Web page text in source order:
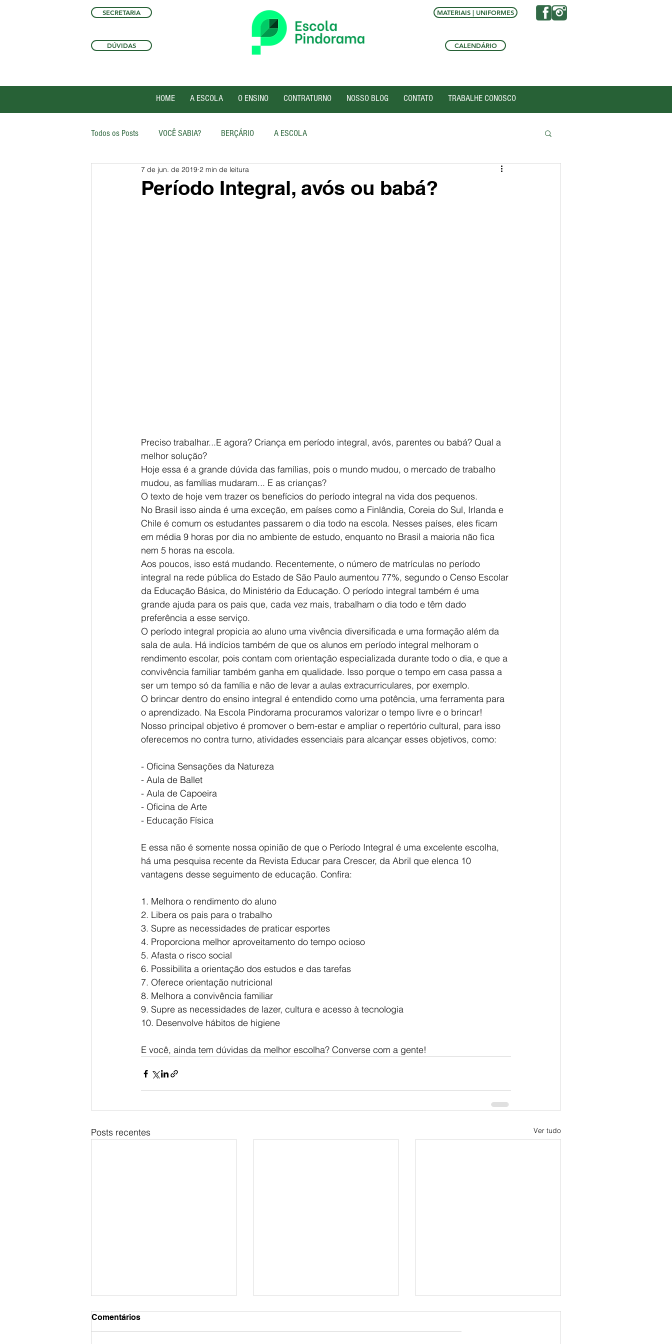
SECRETARIA
DÚVIDAS
MATERIAIS | UNIFORMES
CALENDÁRIO
HOME A ESCOLA O ENSINO CONTRATURNO NOSSO BLOG CONTATO TRABALHE CONOSCO
Todos os Posts VOCÊ SABIA? BERÇÁRIO A ESCOLA
Período Integral, avós ou babá?
7 de jun. de 2019 2 min de leitura
Preciso trabalhar...E agora? Criança em período integral, avós, parentes ou babá? Qual a
melhor solução?
Hoje essa é a grande dúvida das famílias, pois o mundo mudou, o mercado de trabalho
mudou, as famílias mudaram... E as crianças?
O texto de hoje vem trazer os benefícios do período integral na vida dos pequenos.
No Brasil isso ainda é uma exceção, em países como a Finlândia, Coreia do Sul, Irlanda e
Chile é comum os estudantes passarem o dia todo na escola. Nesses países, eles ficam
em média 9 horas por dia no ambiente de estudo, enquanto no Brasil a maioria não fica
nem 5 horas na escola.
Aos poucos, isso está mudando. Recentemente, o número de matrículas no período
integral na rede pública do Estado de São Paulo aumentou 77%, segundo o Censo Escolar
da Educação Básica, do Ministério da Educação. O período integral também é uma
grande ajuda para os pais que, cada vez mais, trabalham o dia todo e têm dado
preferência a esse serviço.
O período integral propicia ao aluno uma vivência diversificada e uma formação além da
sala de aula. Há indícios também de que os alunos em período integral melhoram o
rendimento escolar, pois contam com orientação especializada durante todo o dia, e que a
convivência familiar também ganha em qualidade. Isso porque o tempo em casa passa a
ser um tempo só da família e não de levar a aulas extracurriculares, por exemplo.
O brincar dentro do ensino integral é entendido como uma potência, uma ferramenta para
o aprendizado. Na Escola Pindorama procuramos valorizar o tempo livre e o brincar!
Nosso principal objetivo é promover o bem-estar e ampliar o repertório cultural, para isso
oferecemos no contra turno, atividades essenciais para alcançar esses objetivos, como:
- Oficina Sensações da Natureza
- Aula de Ballet
- Aula de Capoeira
- Oficina de Arte
- Educação Física
E essa não é somente nossa opinião de que o Período Integral é uma excelente escolha,
há uma pesquisa recente da Revista Educar para Crescer, da Abril que elenca 10
vantagens desse seguimento de educação. Confira:
1. Melhora o rendimento do aluno
2. Libera os pais para o trabalho
3. Supre as necessidades de praticar esportes
4. Proporciona melhor aproveitamento do tempo ocioso
5. Afasta o risco social
6. Possibilita a orientação dos estudos e das tarefas
7. Oferece orientação nutricional
8. Melhora a convivência familiar
9. Supre as necessidades de lazer, cultura e acesso à tecnologia
10. Desenvolve hábitos de higiene
E você, ainda tem dúvidas da melhor escolha? Converse com a gente!
Posts recentes Ver tudo
Comentários